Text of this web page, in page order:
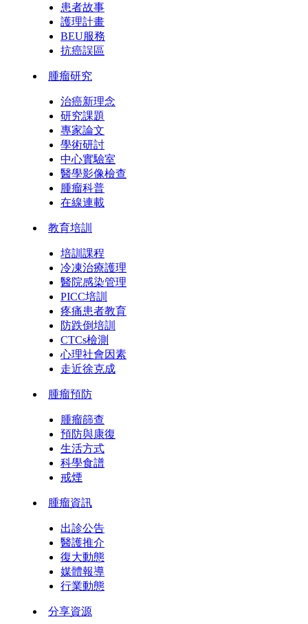
患者故事
護理計畫
BEU服務
抗癌誤區
腫瘤研究
治癌新理念
研究課題
專家論文
學術研討
中心實驗室
醫學影像檢查
腫瘤科普
在線連載
教育培訓
培訓課程
冷凍治療護理
醫院感染管理
PICC培訓
疼痛患者教育
防跌倒培訓
CTCs檢測
心理社會因素
走近徐克成
腫瘤預防
腫瘤篩查
預防與康復
生活方式
科學食譜
戒煙
腫瘤資訊
出診公告
醫護推介
復大動態
媒體報導
行業動態
分享資源